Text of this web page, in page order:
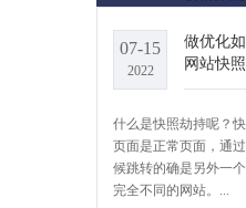
07-15
2022
做优化
网站快
什么是快照劫持呢？
页面是正常页面，通
候跳转的确是另外一
完全不同的网站。...